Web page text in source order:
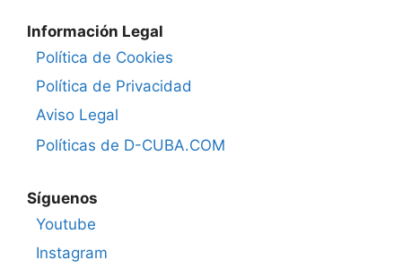
Información Legal
Política de Cookies
Política de Privacidad
Aviso Legal
Políticas de D-CUBA.COM
Síguenos
Youtube
Instagram